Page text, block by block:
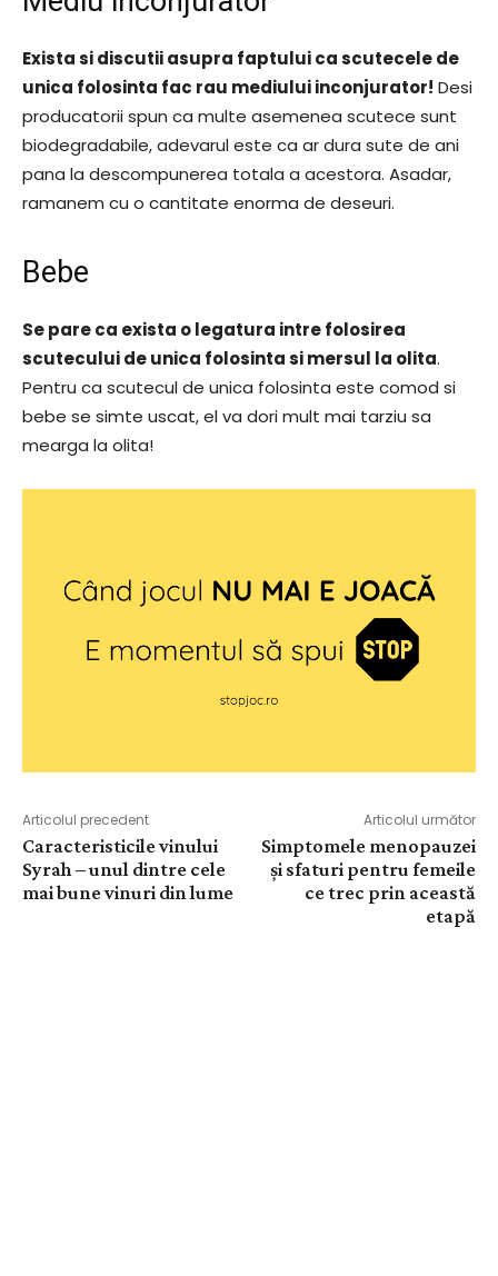
Exista si discutii asupra faptului ca scutecele de
unica folosinta fac rau mediului inconjurator! Desi
producatorii spun ca multe asemenea scutece sunt
biodegradabile, adevarul este ca ar dura sute de ani
pana la descompunerea totala a acestora. Asadar,
ramanem cu o cantitate enorma de deseuri.
Bebe
Se pare ca exista o legatura intre folosirea
scutecului de unica folosinta si mersul la olita.
Pentru ca scutecul de unica folosinta este comod si
bebe se simte uscat, el va dori mult mai tarziu sa
mearga la olita!
Articolul precedent
Caracteristicile vinului
Syrah – unul dintre cele
mai bune vinuri din lume
Articolul următor
Simptomele menopauzei
și sfaturi pentru femeile
ce trec prin această
etapă